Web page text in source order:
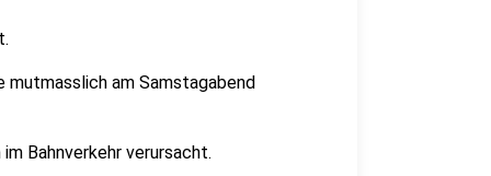
am Samstagabend
Bahnverkehr verursacht.